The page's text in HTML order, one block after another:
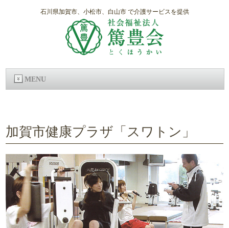
石川県加賀市、小松市、白山市 で介護サービスを提供
MENU
加賀市健康プラザ「スワトン」